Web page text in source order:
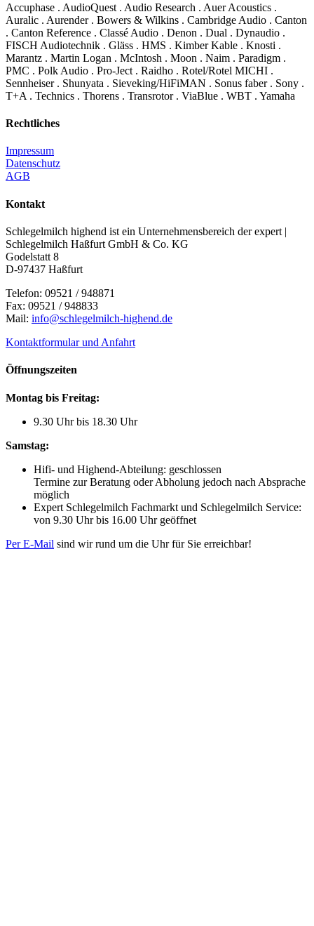
Accuphase . AudioQuest . Audio Research . Auer Acoustics .
Auralic . Aurender . Bowers & Wilkins . Cambridge Audio . Canton
. Canton Reference . Classé Audio . Denon . Dual . Dynaudio .
FISCH Audiotechnik . Gläss . HMS . Kimber Kable . Knosti .
Marantz . Martin Logan . McIntosh . Moon . Naim . Paradigm .
PMC . Polk Audio . Pro-Ject . Raidho . Rotel/Rotel MICHI .
Sennheiser . Shunyata . Sieveking/HiFiMAN . Sonus faber . Sony .
T+A . Technics . Thorens . Transrotor . ViaBlue . WBT . Yamaha
Rechtliches
Impressum
Datenschutz
AGB
Kontakt
Schlegelmilch highend ist ein Unternehmensbereich der expert |
Schlegelmilch Haßfurt GmbH & Co. KG
Godelstatt 8
D-97437 Haßfurt
Telefon: 09521 / 948871
Fax: 09521 / 948833
Mail: info@schlegelmilch-highend.de
Kontaktformular und Anfahrt
Öffnungszeiten
Montag bis Freitag:
9.30 Uhr bis 18.30 Uhr
Samstag:
Hifi- und Highend-Abteilung: geschlossen
Termine zur Beratung oder Abholung jedoch nach Absprache
möglich
Expert Schlegelmilch Fachmarkt und Schlegelmilch Service:
von 9.30 Uhr bis 16.00 Uhr geöffnet
Per E-Mail sind wir rund um die Uhr für Sie erreichbar!